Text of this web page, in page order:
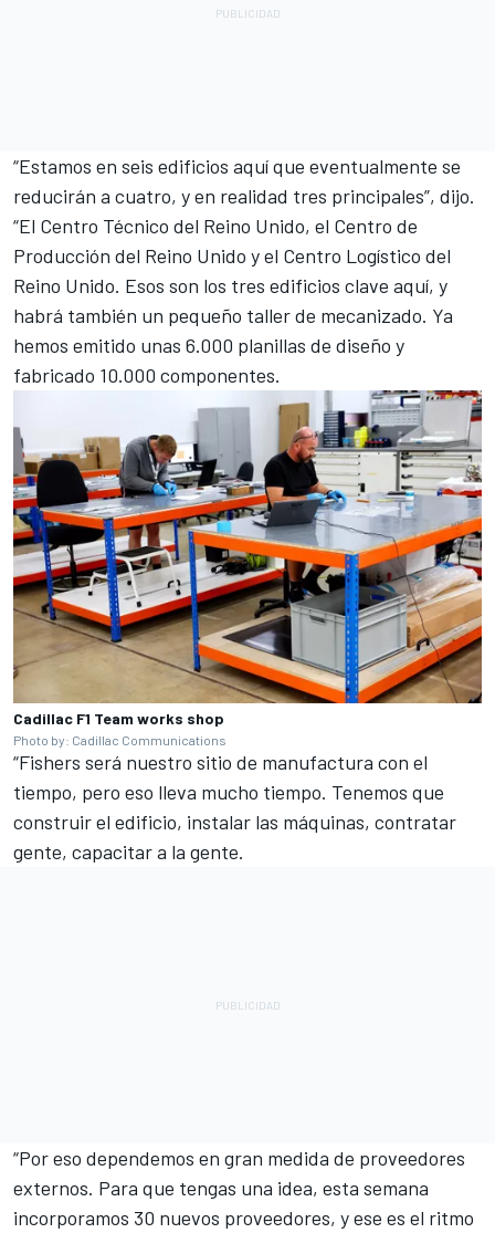
“Estamos en seis edificios aquí que eventualmente se
reducirán a cuatro, y en realidad tres principales”, dijo.
“El Centro Técnico del Reino Unido, el Centro de
Producción del Reino Unido y el Centro Logístico del
Reino Unido. Esos son los tres edificios clave aquí, y
habrá también un pequeño taller de mecanizado. Ya
hemos emitido unas 6.000 planillas de diseño y
fabricado 10.000 componentes.
Cadillac F1 Team works shop
Photo by: Cadillac Communications
“Fishers será nuestro sitio de manufactura con el
tiempo, pero eso lleva mucho tiempo. Tenemos que
construir el edificio, instalar las máquinas, contratar
gente, capacitar a la gente.
“Por eso dependemos en gran medida de proveedores
externos. Para que tengas una idea, esta semana
incorporamos 30 nuevos proveedores, y ese es el ritmo